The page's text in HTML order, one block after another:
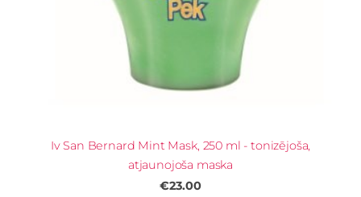
Iv San Bernard Mint Mask, 250 ml - tonizējoša,
atjaunojoša maska
€23.00